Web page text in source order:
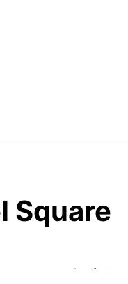
Square
community